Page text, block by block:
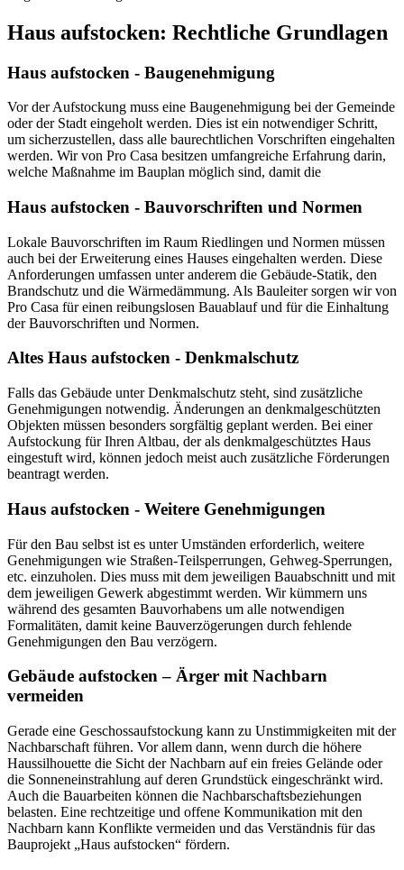
Haus aufstocken: Rechtliche Grundlagen
Haus aufstocken - Baugenehmigung
Vor der Aufstockung muss eine Baugenehmigung bei der Gemeinde
oder der Stadt eingeholt werden. Dies ist ein notwendiger Schritt,
um sicherzustellen, dass alle baurechtlichen Vorschriften eingehalten
werden. Wir von Pro Casa besitzen umfangreiche Erfahrung darin,
welche Maßnahme im Bauplan möglich sind, damit die
Haus aufstocken - Bauvorschriften und Normen
Lokale Bauvorschriften im Raum Riedlingen und Normen müssen
auch bei der Erweiterung eines Hauses eingehalten werden. Diese
Anforderungen umfassen unter anderem die Gebäude-Statik, den
Brandschutz und die Wärmedämmung. Als Bauleiter sorgen wir von
Pro Casa für einen reibungslosen Bauablauf und für die Einhaltung
der Bauvorschriften und Normen.
Altes Haus aufstocken - Denkmalschutz
Falls das Gebäude unter Denkmalschutz steht, sind zusätzliche
Genehmigungen notwendig. Änderungen an denkmalgeschützten
Objekten müssen besonders sorgfältig geplant werden. Bei einer
Aufstockung für Ihren Altbau, der als denkmalgeschütztes Haus
eingestuft wird, können jedoch meist auch zusätzliche Förderungen
beantragt werden.
Haus aufstocken - Weitere Genehmigungen
Für den Bau selbst ist es unter Umständen erforderlich, weitere
Genehmigungen wie Straßen-Teilsperrungen, Gehweg-Sperrungen,
etc. einzuholen. Dies muss mit dem jeweiligen Bauabschnitt und mit
dem jeweiligen Gewerk abgestimmt werden. Wir kümmern uns
während des gesamten Bauvorhabens um alle notwendigen
Formalitäten, damit keine Bauverzögerungen durch fehlende
Genehmigungen den Bau verzögern.
Gebäude aufstocken – Ärger mit Nachbarn
vermeiden
Gerade eine Geschossaufstockung kann zu Unstimmigkeiten mit der
Nachbarschaft führen. Vor allem dann, wenn durch die höhere
Haussilhouette die Sicht der Nachbarn auf ein freies Gelände oder
die Sonneneinstrahlung auf deren Grundstück eingeschränkt wird.
Auch die Bauarbeiten können die Nachbarschaftsbeziehungen
belasten. Eine rechtzeitige und offene Kommunikation mit den
Nachbarn kann Konflikte vermeiden und das Verständnis für das
Bauprojekt „Haus aufstocken“ fördern.